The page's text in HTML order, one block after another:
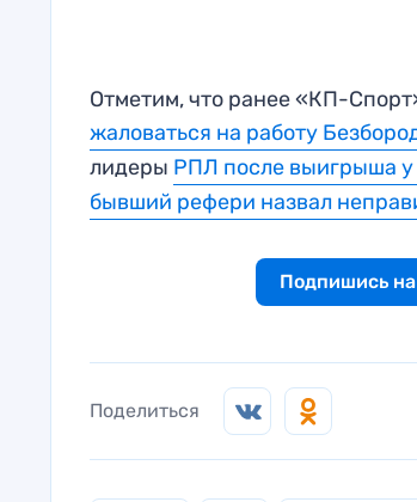
Отметим, что ранее «КП-
жаловаться на работу
лидеры РПЛ после выигрыша
бывший рефери назвал
Подпишись
Поделиться